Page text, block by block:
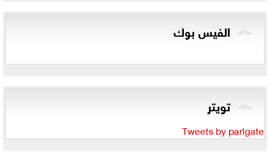
الفيس بوك
تويتر
Tweets by parlgate